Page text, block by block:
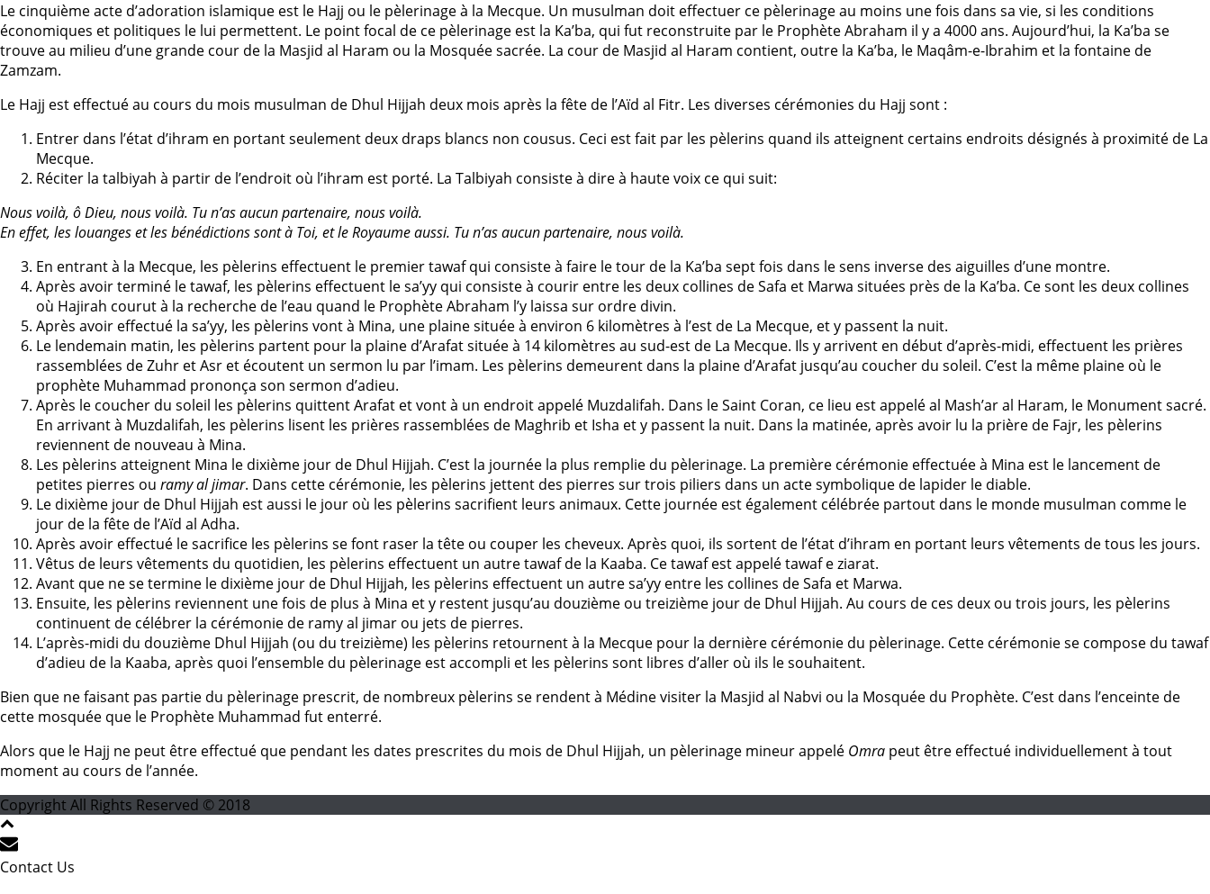
Le cinquième acte d’adoration islamique est le Hajj ou le pèlerinage à la Mecque. Un musulman doit effectuer ce pèlerinage au moins une fois dans sa vie, si les conditions
économiques et politiques le lui permettent. Le point focal de ce pèlerinage est la Ka’ba, qui fut reconstruite par le Prophète Abraham il y a 4000 ans. Aujourd’hui, la Ka’ba se
trouve au milieu d’une grande cour de la Masjid al Haram ou la Mosquée sacrée. La cour de Masjid al Haram contient, outre la Ka’ba, le Maqâm-e-Ibrahim et la fontaine de
Zamzam.
Le Hajj est effectué au cours du mois musulman de Dhul Hijjah deux mois après la fête de l’Aïd al Fitr. Les diverses cérémonies du Hajj sont :
Entrer dans l’état d’ihram en portant seulement deux draps blancs non cousus. Ceci est fait par les pèlerins quand ils atteignent certains endroits désignés à proximité de La
Mecque.
Réciter la talbiyah à partir de l’endroit où l’ihram est porté. La Talbiyah consiste à dire à haute voix ce qui suit:
Nous voilà, ô Dieu, nous voilà. Tu n’as aucun partenaire, nous voilà.
En effet, les louanges et les bénédictions sont à Toi, et le Royaume aussi. Tu n’as aucun partenaire, nous voilà.
En entrant à la Mecque, les pèlerins effectuent le premier tawaf qui consiste à faire le tour de la Ka’ba sept fois dans le sens inverse des aiguilles d’une montre.
Après avoir terminé le tawaf, les pèlerins effectuent le sa’yy qui consiste à courir entre les deux collines de Safa et Marwa situées près de la Ka’ba. Ce sont les deux collines
où Hajirah courut à la recherche de l’eau quand le Prophète Abraham l’y laissa sur ordre divin.
Après avoir effectué la sa’yy, les pèlerins vont à Mina, une plaine située à environ 6 kilomètres à l’est de La Mecque, et y passent la nuit.
Le lendemain matin, les pèlerins partent pour la plaine d’Arafat située à 14 kilomètres au sud-est de La Mecque. Ils y arrivent en début d’après-midi, effectuent les prières
rassemblées de Zuhr et Asr et écoutent un sermon lu par l’imam. Les pèlerins demeurent dans la plaine d’Arafat jusqu’au coucher du soleil. C’est la même plaine où le
prophète Muhammad prononça son sermon d’adieu.
Après le coucher du soleil les pèlerins quittent Arafat et vont à un endroit appelé Muzdalifah. Dans le Saint Coran, ce lieu est appelé al Mash’ar al Haram, le Monument sacré.
En arrivant à Muzdalifah, les pèlerins lisent les prières rassemblées de Maghrib et Isha et y passent la nuit. Dans la matinée, après avoir lu la prière de Fajr, les pèlerins
reviennent de nouveau à Mina.
Les pèlerins atteignent Mina le dixième jour de Dhul Hijjah. C’est la journée la plus remplie du pèlerinage. La première cérémonie effectuée à Mina est le lancement de
petites pierres ou ramy al jimar. Dans cette cérémonie, les pèlerins jettent des pierres sur trois piliers dans un acte symbolique de lapider le diable.
Le dixième jour de Dhul Hijjah est aussi le jour où les pèlerins sacrifient leurs animaux. Cette journée est également célébrée partout dans le monde musulman comme le
jour de la fête de l’Aïd al Adha.
Après avoir effectué le sacrifice les pèlerins se font raser la tête ou couper les cheveux. Après quoi, ils sortent de l’état d’ihram en portant leurs vêtements de tous les jours.
Vêtus de leurs vêtements du quotidien, les pèlerins effectuent un autre tawaf de la Kaaba. Ce tawaf est appelé tawaf e ziarat.
Avant que ne se termine le dixième jour de Dhul Hijjah, les pèlerins effectuent un autre sa’yy entre les collines de Safa et Marwa.
Ensuite, les pèlerins reviennent une fois de plus à Mina et y restent jusqu’au douzième ou treizième jour de Dhul Hijjah. Au cours de ces deux ou trois jours, les pèlerins
continuent de célébrer la cérémonie de ramy al jimar ou jets de pierres.
L’après-midi du douzième Dhul Hijjah (ou du treizième) les pèlerins retournent à la Mecque pour la dernière cérémonie du pèlerinage. Cette cérémonie se compose du tawaf
d’adieu de la Kaaba, après quoi l’ensemble du pèlerinage est accompli et les pèlerins sont libres d’aller où ils le souhaitent.
Bien que ne faisant pas partie du pèlerinage prescrit, de nombreux pèlerins se rendent à Médine visiter la Masjid al Nabvi ou la Mosquée du Prophète. C’est dans l’enceinte de
cette mosquée que le Prophète Muhammad fut enterré.
Alors que le Hajj ne peut être effectué que pendant les dates prescrites du mois de Dhul Hijjah, un pèlerinage mineur appelé Omra peut être effectué individuellement à tout
moment au cours de l’année.
Copyright All Rights Reserved © 2018
Contact Us